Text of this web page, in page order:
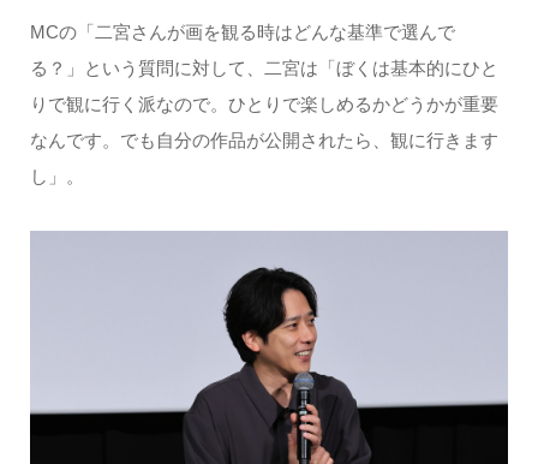
MCの「二宮さんが画を観る時はどんな基準で選んで
る？」という質問に対して、二宮は「ぼくは基本的にひと
りで観に行く派なので。ひとりで楽しめるかどうかが重要
なんです。でも自分の作品が公開されたら、観に行きます
し」。